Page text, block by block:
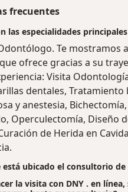
frecuentes
las especialidades
Te mostramos
ofrece gracias a su
Visita
dentales, Tratamiento
y anestesia,
Operculectomía, Diseño
de Herida en
está ubicado el consultorio de
la visita con DNY . en